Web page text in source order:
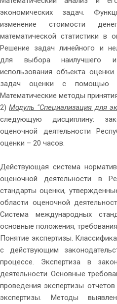
экономических задач.
изменение стоимости
математической статистики в
Решение задач линейного и
для выбора наилучшего и
использования объекта
задач оценки с помощью
Математические методы
2)Модуль "Специализация для
следующую дисциплину:
оценочной деятельности
оценки – 20 часов.
Действующая система
оценочной деятельности в
стандарты оценки,
области оценочной
Система международных
основные положения,
Понятие экспертизы.
с действующим
процессе. Экспертиза в
деятельности. Основные
проведения экспертизы
экспертизы. Методы